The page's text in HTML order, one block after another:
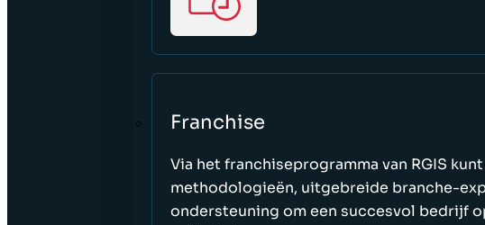
Franchise
Via het franchiseprogramma van RGIS
methodologieën, uitgebreide branche-
ondersteuning om een succesvol bedrijf